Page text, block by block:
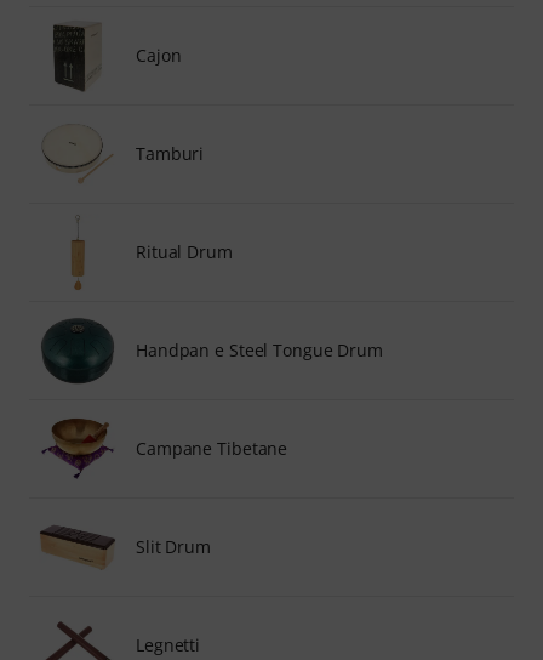
Cajon
Tamburi
Ritual Drum
Handpan e Steel Tongue Drum
Campane Tibetane
Slit Drum
Legnetti